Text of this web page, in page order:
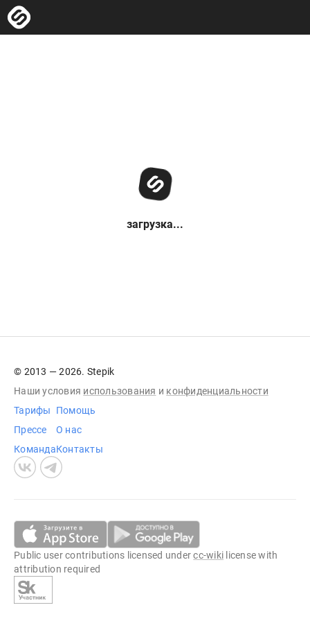
загрузка...
© 2013 — 2026. Stepik
Наши условия использования и конфиденциальности
Тарифы
Прессе
Команда
Помощь
О нас
Контакты
Public user contributions licensed undercc-wiki license with
attribution required